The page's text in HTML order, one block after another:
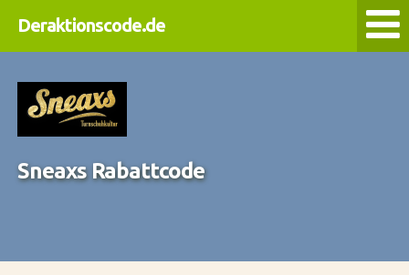
Deraktionscode.de
Sneaxs Rabattcode